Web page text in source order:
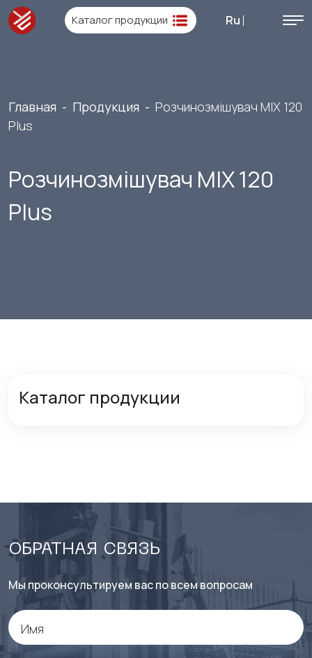
Каталог продукции Ru
Главная - Продукция - Розчинозмішувач MIX 120
Plus
Розчинозмішувач MIX 120
Plus
Каталог продукции
ОБРАТНАЯ СВЯЗЬ
Мы проконсультируем вас по всем вопросам
Имя